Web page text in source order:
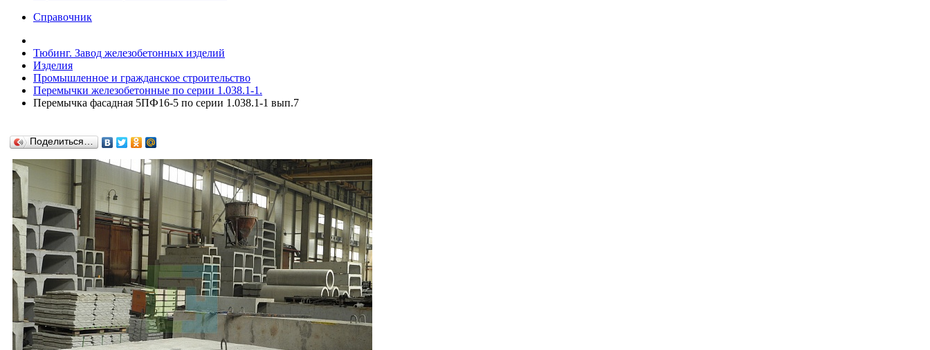
Справочник
Тюбинг. Завод железобетонных изделий
Изделия
Промышленное и гражданское строительство
Перемычки железобетонные по серии 1.038.1-1.
Перемычка фасадная 5ПФ16-5 по серии 1.038.1-1 вып.7
Поделиться…